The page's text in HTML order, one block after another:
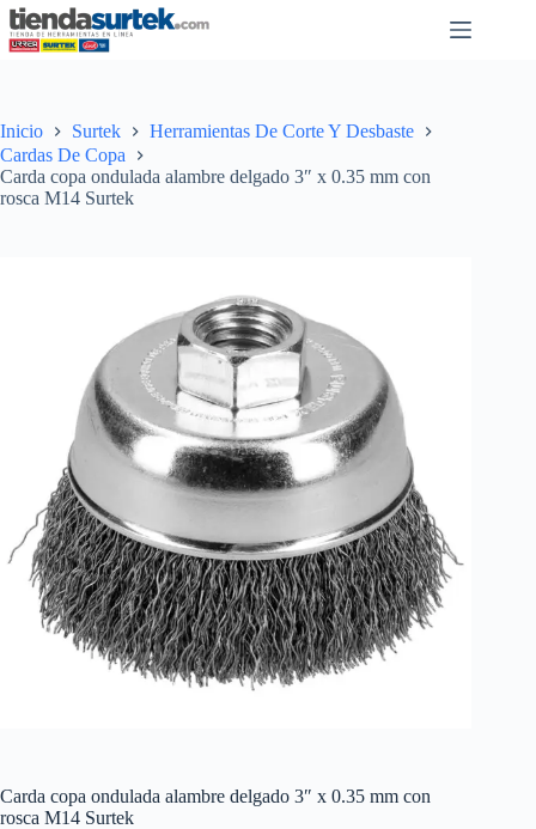
Saltar
al
contenido
Inicio Surtek
Herramientas De Corte Y Desbaste
Cardas De Copa
Carda copa ondulada alambre delgado 3″ x 0.35 mm con
rosca M14 Surtek
Carda copa ondulada alambre delgado 3″ x 0.35 mm con
rosca M14 Surtek